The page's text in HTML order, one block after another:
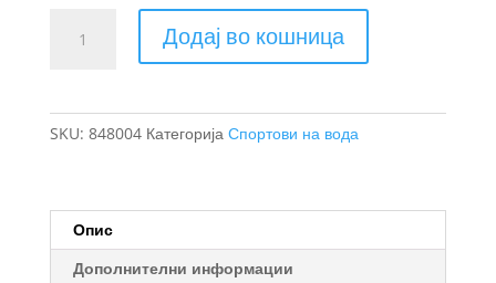
Hull-
количина
Додај во кошница
SKU: 848004 Категорија Спортови на вода
Опис
Дополнителни информации